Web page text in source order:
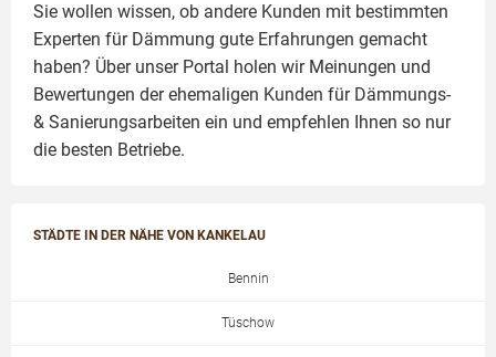
Sie wollen wissen, ob andere Kunden mit bestimmten
Experten für Dämmung gute Erfahrungen gemacht
haben? Über unser Portal holen wir Meinungen und
Bewertungen der ehemaligen Kunden für Dämmungs-
& Sanierungsarbeiten ein und empfehlen Ihnen so nur
die besten Betriebe.
STÄDTE IN DER NÄHE VON KANKELAU
Bennin
Tüschow